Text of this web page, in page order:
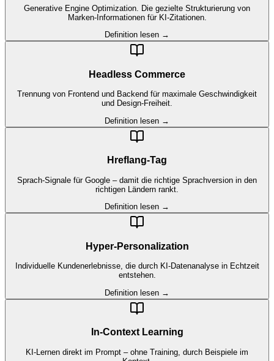
Generative Engine Optimization. Die gezielte Strukturierung von
Marken-Informationen für KI-Zitationen.
Definition lesen →
Headless Commerce
Trennung von Frontend und Backend für maximale Geschwindigkeit
und Design-Freiheit.
Definition lesen →
Hreflang-Tag
Sprach-Signale für Google – damit die richtige Sprachversion in den
richtigen Ländern rankt.
Definition lesen →
Hyper-Personalization
Individuelle Kundenerlebnisse, die durch KI-Datenanalyse in Echtzeit
entstehen.
Definition lesen →
In-Context Learning
KI-Lernen direkt im Prompt – ohne Training, durch Beispiele im